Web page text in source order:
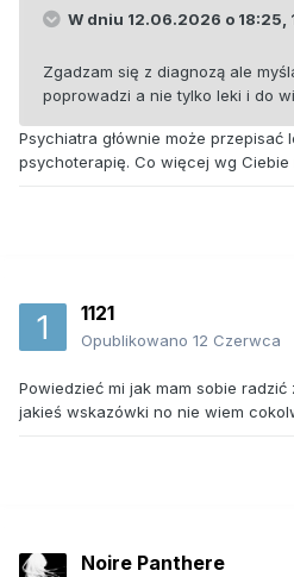
W dniu 12.06.2026 o 18:25,
Zgadzam się z diagnozą ale
poprowadzi a nie tylko leki i do
Psychiatra głównie może
psychoterapię. Co więcej wg Ciebie
1121
Opublikowano 12 Czerwca
Powiedzieć mi jak mam sobie
jakieś wskazówki no nie wiem
Noire Panthere